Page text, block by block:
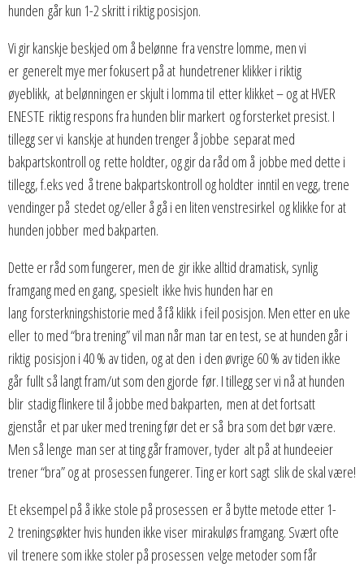
hunden går kun 1-2 skritt i riktig posisjon.
Vi gir kanskje beskjed om å belønne fra venstre lomme, men vi
er generelt mye mer fokusert på at hundetrener klikker i riktig
øyeblikk, at belønningen er skjult i lomma til etter klikket – og at HVER
ENESTE riktig respons fra hunden blir markert og forsterket presist. I
tillegg ser vi kanskje at hunden trenger å jobbe separat med
bakpartskontroll og rette holdter, og gir da råd om å jobbe med dette i
tillegg, f.eks ved å trene bakpartskontroll og holdter inntil en vegg, trene
vendinger på stedet og/eller å gå i en liten venstresirkel og klikke for at
hunden jobber med bakparten.
Dette er råd som fungerer, men de gir ikke alltid dramatisk, synlig
framgang med en gang, spesielt ikke hvis hunden har en
lang forsterkningshistorie med å få klikk i feil posisjon. Men etter en uke
eller to med “bra trening” vil man når man tar en test, se at hunden går i
riktig posisjon i 40 % av tiden, og at den i den øvrige 60 % av tiden ikke
går fullt så langt fram/ut som den gjorde før. I tillegg ser vi nå at hunden
blir stadig flinkere til å jobbe med bakparten, men at det fortsatt
gjenstår et par uker med trening før det er så bra som det bør være.
Men så lenge man ser at ting går framover, tyder alt på at hundeeier
trener “bra” og at prosessen fungerer. Ting er kort sagt slik de skal være!
Et eksempel på å ikke stole på prosessen er å bytte metode etter 1-
2 treningsøkter hvis hunden ikke viser mirakuløs framgang. Svært ofte
vil trenere som ikke stoler på prosessen velge metoder som får